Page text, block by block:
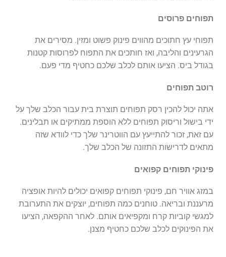
תפוחים פרוסים
תפוחי עץ חתוכים מהווים פינוק פשוט ומזין. מסירים את
הגרעינים והליבה, ואז חותכים את התפוח לפרוסות קטנות
בגודל ביס. הציעו אותם לכלב שלכם כחטיף מדי פעם.
רוטב תפוחים
אתה יכול להכין רסק תפוחים תוצרת בית עבור הכלב שלך על
ידי בישול וריסוק תפוחים ללא הוספת ממתיקים או תבלינים.
עם זאת, זכור להתייעץ עם הווטרינר שלך כדי לוודא שזה
מתאים לדרישות התזונה של הכלב שלך.
פינוקי תפוחים קפואים
במזג אוויר חם, פינוקי תפוחים קפואים יכולים להיות אופציה
מרעננת ובריאה. טוחנים כמה תפוחים, יוצקים את התערובת
למגשי קוביות קרח ומקפיאים אותם. לאחר ההקפאה, הציעו
את הפינוקים לכלב שלכם כחטיף מצנן.